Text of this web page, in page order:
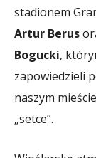
stadionem
Artur Berus
Bogucki,
zapowiedzieli
naszym
„setce”.